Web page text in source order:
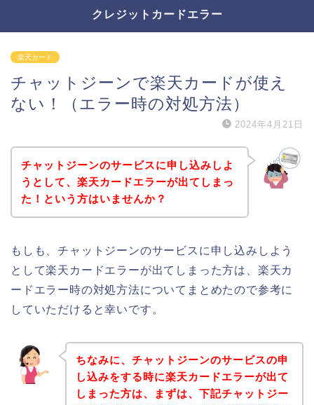
クレジットカードエラー
楽天カード
チャットジーンで楽天カードが使え
ない！（エラー時の対処方法）
2024年4月21日
チャットジーンのサービスに申し込みしよ
うとして、楽天カードエラーが出てしまっ
た！という方はいませんか？
もしも、チャットジーンのサービスに申し込みしよう
として楽天カードエラーが出てしまった方は、楽天カ
ードエラー時の対処方法についてまとめたので参考に
していただけると幸いです。
ちなみに、チャットジーンのサービスの申
し込みをする時に楽天カードエラーが出て
しまった方は、まずは、下記チャットジー